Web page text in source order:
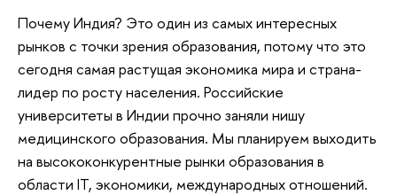
Почему Индия? Это один из самых интересных
рынков с точки зрения образования, потому что это
сегодня самая растущая экономика мира и страна-
лидер по росту населения. Российские
университеты в Индии прочно заняли нишу
медицинского образования. Мы планируем выходить
на высококонкурентные рынки образования в
области IT, экономики, международных отношений.